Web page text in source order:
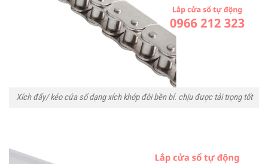
Xích đẩy/ kéo cửa sổ dạng xích khớp đôi bền bỉ. chịu được tải trọng tốt